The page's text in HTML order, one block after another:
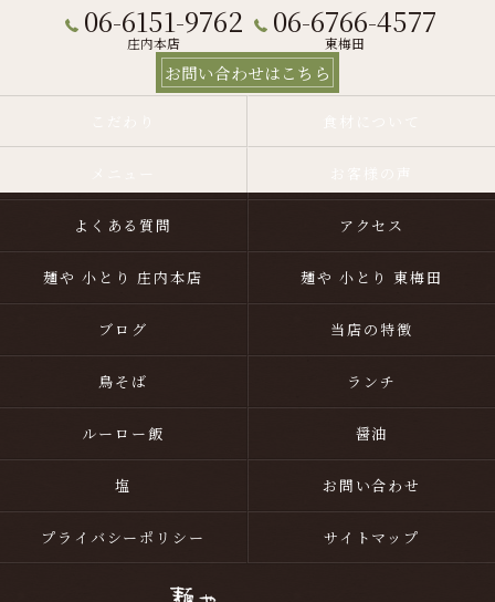
06-6151-9762
庄内本店
06-6766-4577
東梅田
お問い合わせはこちら
よくある質問 アクセス
麺や 小とり 庄内本店 麺や 小とり 東梅田
ブログ 当店の特徴
鳥そば ランチ
ルーロー飯 醤油
塩 お問い合わせ
プライバシーポリシー サイトマップ